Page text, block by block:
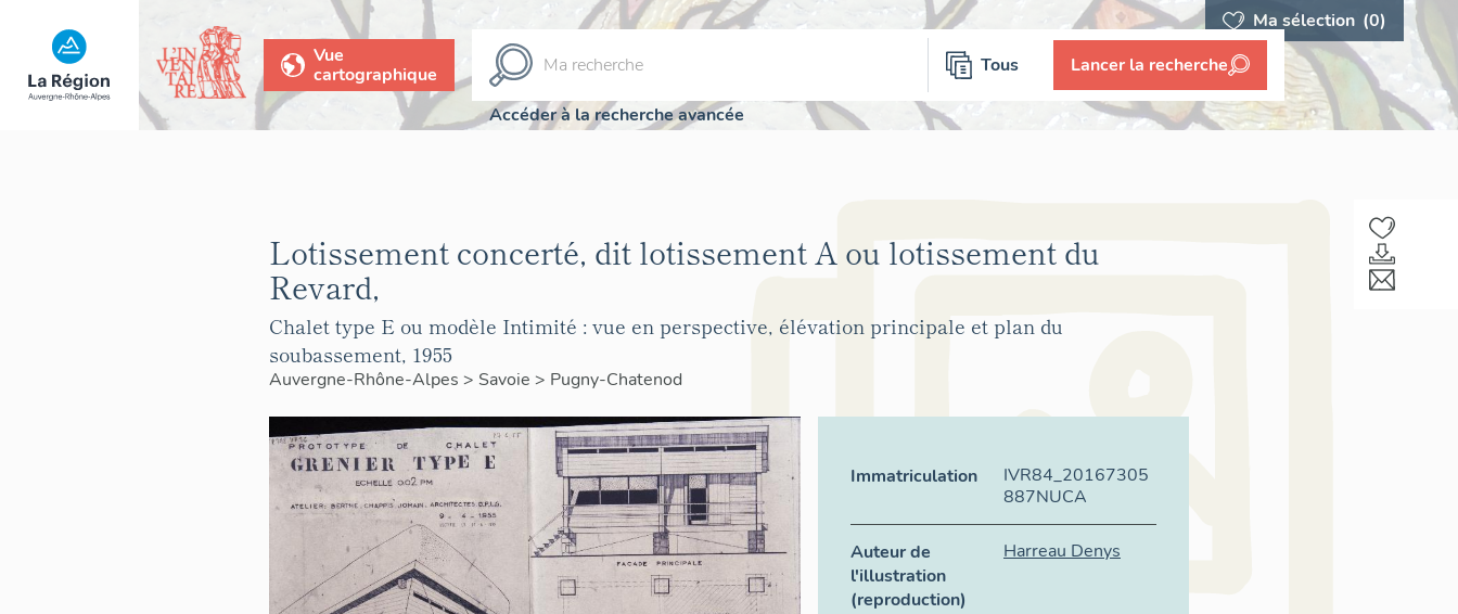
Ma sélection (0)
Vue
cartographique
Tous Lancer la recherche
Accéder à la recherche avancée
Lotissement concerté, dit lotissement A ou lotissement du
Revard,
Chalet type E ou modèle Intimité : vue en perspective, élévation principale et plan du
soubassement, 1955
Auvergne-Rhône-Alpes > Savoie > Pugny-Chatenod
Immatriculation
IVR84_20167305
887NUCA
Auteur de
l'illustration
(reproduction)
Harreau Denys